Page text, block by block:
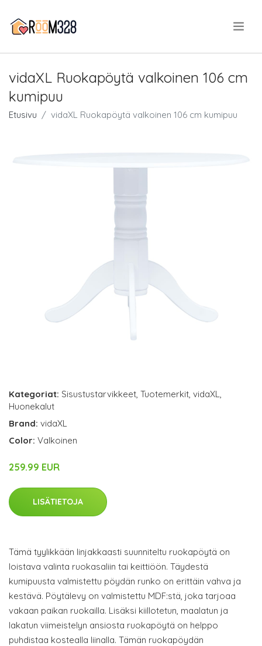
vidaXL Ruokapöytä valkoinen 106 cm
kumipuu
Etusivu vidaXL Ruokapöytä valkoinen 106 cm kumipuu
Kategoriat: Sisustustarvikkeet, Tuotemerkit, vidaXL,
Huonekalut
Brand: vidaXL
Color: Valkoinen
259.99 EUR
LISÄTIETOJA
Tämä tyylikkään linjakkaasti suunniteltu ruokapöytä on
loistava valinta ruokasaliin tai keittiöön. Täydestä
kumipuusta valmistettu pöydän runko on erittäin vahva ja
kestävä. Pöytälevy on valmistettu MDF:stä, joka tarjoaa
vakaan paikan ruokailla. Lisäksi kiillotetun, maalatun ja
lakatun viimeistelyn ansiosta ruokapöytä on helppo
puhdistaa kostealla liinalla. Tämän ruokapöydän